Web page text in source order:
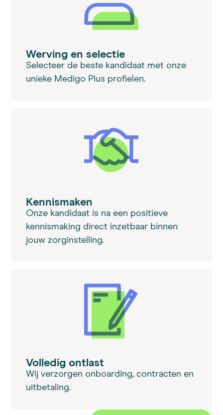
Werving en selectie
Selecteer de beste kandidaat met onze
unieke Medigo Plus profielen.
Kennismaken
Onze kandidaat is na een positieve
kennismaking direct inzetbaar binnen
jouw zorginstelling.
Volledig ontlast
Wij verzorgen onboarding, contracten en
uitbetaling.